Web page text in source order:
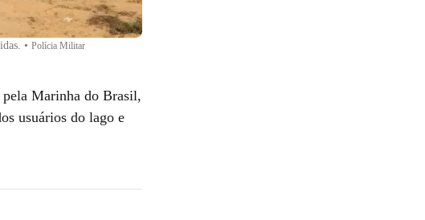
• Polícia Militar
Marinha do Brasil,
usuários do lago e